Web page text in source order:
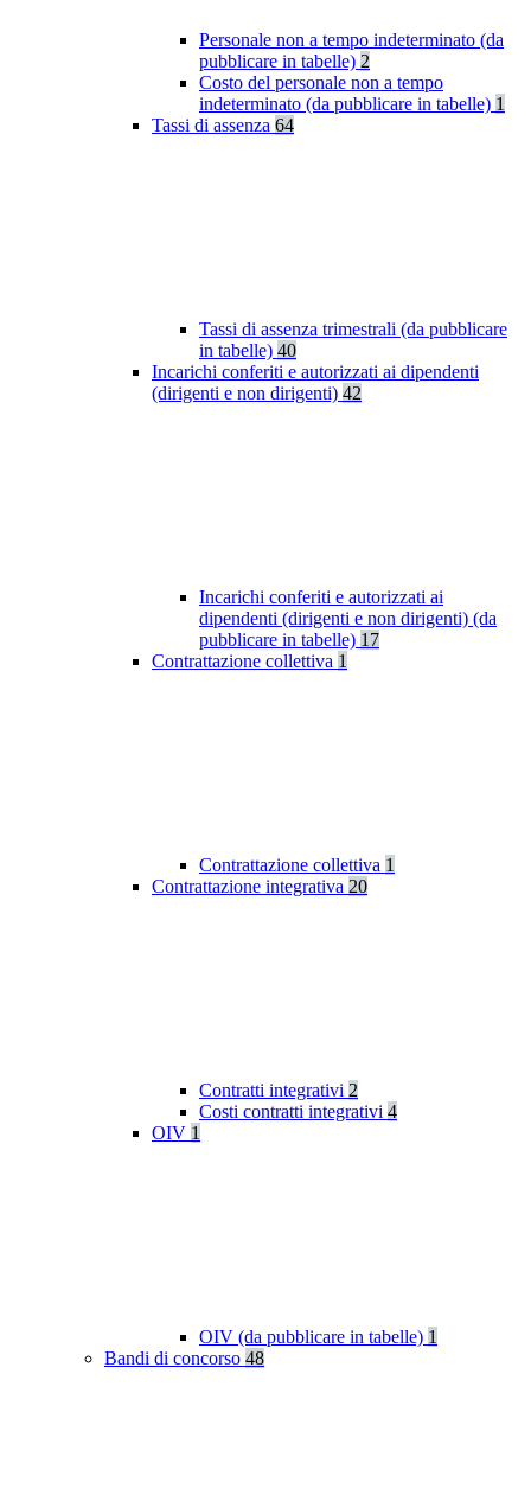
Personale non a tempo indeterminato (da
pubblicare in tabelle) 2
Costo del personale non a tempo
indeterminato (da pubblicare in tabelle) 1
Tassi di assenza 64
Tassi di assenza trimestrali (da pubblicare
in tabelle) 40
Incarichi conferiti e autorizzati ai dipendenti
(dirigenti e non dirigenti) 42
Incarichi conferiti e autorizzati ai
dipendenti (dirigenti e non dirigenti) (da
pubblicare in tabelle) 17
Contrattazione collettiva 1
Contrattazione collettiva 1
Contrattazione integrativa 20
Contratti integrativi 2
Costi contratti integrativi 4
OIV 1
OIV (da pubblicare in tabelle) 1
Bandi di concorso 48